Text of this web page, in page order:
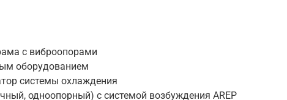
с виброопорами
оборудованием
системы охлаждения
одноопорный) с системой возбуждения AREP